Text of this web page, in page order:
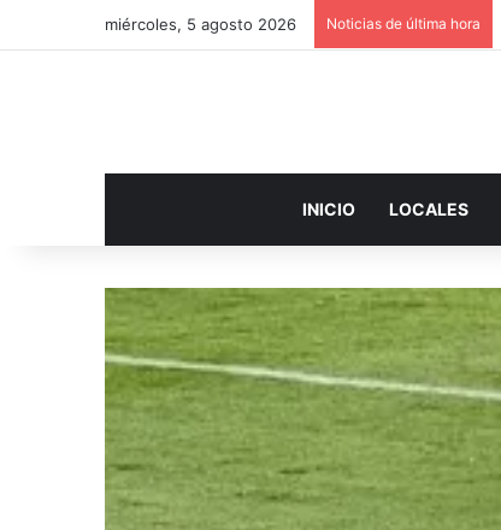
miércoles, 5 agosto 2026 Noticias de última hora
INICIO LOCALES